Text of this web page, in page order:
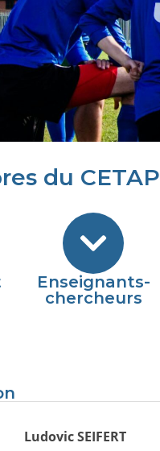
du
Enseignants-
chercheurs
Ludovic SEIFERT